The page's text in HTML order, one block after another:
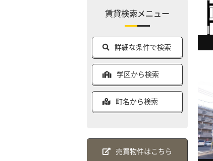
賃貸検索メニュー
詳細な条件で検索
学区から検索
町名から検索
売買物件はこちら